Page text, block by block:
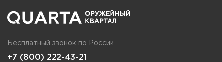
Бесплатный звонок по России
+7 (800) 222-43-21